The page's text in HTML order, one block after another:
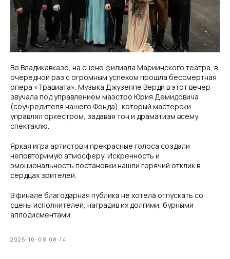
Во Владикавказе, на сцене филиала Мариинского театра, в
очередной раз с огромным успехом прошла бессмертная
опера «Травиата». Музыка Джузеппе Верди в этот вечер
звучала под управлением маэстро Юрия Демидовича
(соучредителя нашего Фонда), который мастерски
управлял оркестром, задавая тон и драматизм всему
спектаклю.
Яркая игра артистов и прекрасные голоса создали
неповторимую атмосферу. Искренность и
эмоциональность постановки нашли горячий отклик в
сердцах зрителей.
В финале благодарная публика не хотела отпускать со
сцены исполнителей, наградив их долгими, бурными
аплодисментами.
2025-10-08 08:14